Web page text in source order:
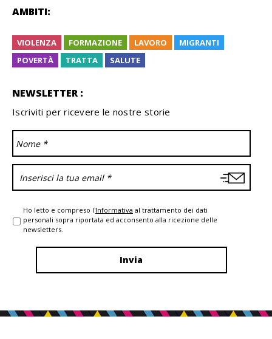
AMBITI:
VIOLENZA FORMAZIONE LAVORO
MIGRANTI
POVERTÀ
TRATTA SALUTE
NEWSLETTER :
Iscriviti per ricevere le nostre storie
Ho letto e compreso l'Informativa al trattamento dei dati
personali sopra riportata ed acconsento alla ricezione delle
newsletters.